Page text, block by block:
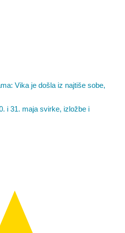
Vika je došla iz najtiše sobe,
i 31. maja svirke, izložbe i